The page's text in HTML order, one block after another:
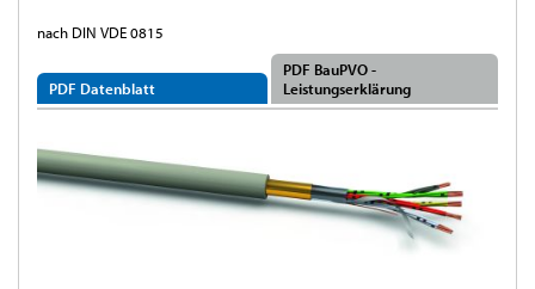
nach DIN VDE 0815
PDF Datenblatt
PDF BauPVO -
Leistungserklärung